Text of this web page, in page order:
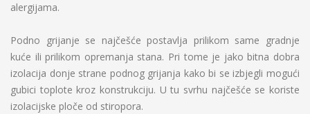
alergijama.
Podno grijanje se najčešće postavlja prilikom same gradnje
kuće ili prilikom opremanja stana. Pri tome je jako bitna dobra
izolacija donje strane podnog grijanja kako bi se izbjegli mogući
gubici toplote kroz konstrukciju. U tu svrhu najčešće se koriste
izolacijske ploče od stiropora.